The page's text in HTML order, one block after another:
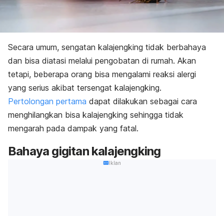
Secara umum, sengatan kalajengking tidak berbahaya
dan bisa diatasi melalui pengobatan di rumah. Akan
tetapi, beberapa orang bisa mengalami reaksi alergi
yang serius akibat tersengat kalajengking.
Pertolongan pertama dapat dilakukan sebagai cara
menghilangkan bisa kalajengking sehingga tidak
mengarah pada dampak yang fatal.
Bahaya gigitan kalajengking
Iklan